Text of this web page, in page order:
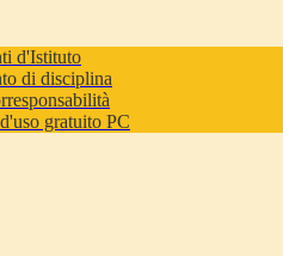
d'Istituto
di disciplina
gratuito PC